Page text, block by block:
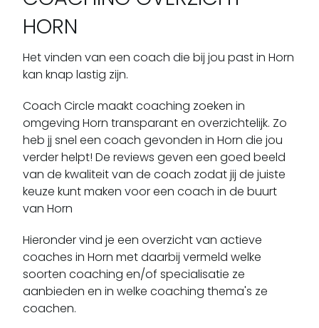
Brunssum
Buchten
Bunde
Castenray
Doenrade
Echt
Echt-susteren
Eckelrade
Egchel
Eijsden
Einighausen
Elkenrade
Ell
Elsloo
HORN
Het vinden van een coach die bij jou past in Horn
kan knap lastig zijn.
Coach Circle maakt coaching zoeken in
omgeving Horn transparant en overzichtelijk. Zo
heb jj snel een coach gevonden in Horn die jou
verder helpt! De reviews geven een goed beeld
van de kwaliteit van de coach zodat jij de juiste
keuze kunt maken voor een coach in de buurt
van Horn
Hieronder vind je een overzicht van actieve
coaches in Horn met daarbij vermeld welke
soorten coaching en/of specialisatie ze
aanbieden en in welke coaching thema's ze
coachen.